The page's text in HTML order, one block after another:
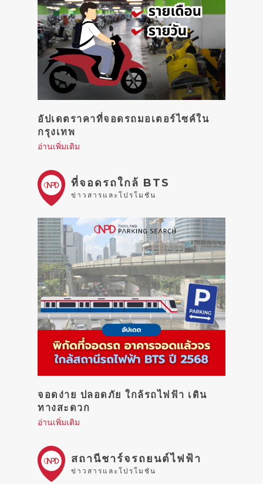
อัปเดตราคาที่จอดรถมอเตอร์ไซค์ใน
กรุงเทพ
อ่านเพิ่มเติม
ที่จอดรถใกล้ BTS
ข่าวสารและโปรโมชัน
จอดง่าย ปลอดภัย ใกล้รถไฟฟ้า เดิน
ทางสะดวก
อ่านเพิ่มเติม
สถานีชาร์จรถยนต์ไฟฟ้า
ข่าวสารและโปรโมชัน